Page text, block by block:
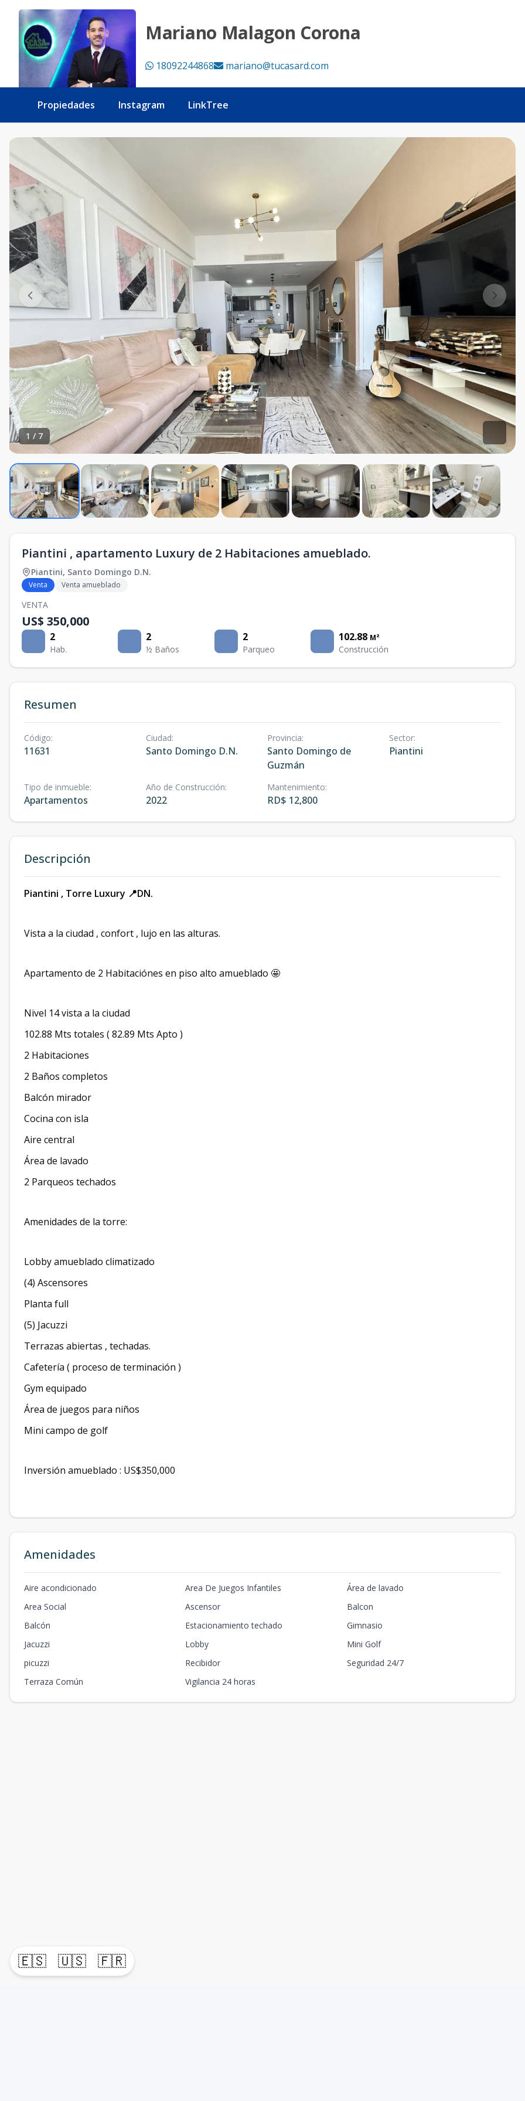
🇪🇸 🇺🇸 🇫🇷
Mariano Malagon Corona
18092244868 mariano@tucasard.com
Propiedades Instagram LinkTree
1 / 7
Piantini , apartamento Luxury de 2 Habitaciones amueblado.
Piantini, Santo Domingo D.N.
Venta Venta amueblado
VENTA
US$ 350,000
2
Hab.
2
½ Baños
2
Parqueo
102.88 M²
Construcción
Resumen
Código:
11631
Ciudad:
Santo Domingo D.N.
Provincia:
Santo Domingo de
Guzmán
Sector:
Piantini
Tipo de inmueble:
Apartamentos
Año de Construcción:
2022
Mantenimiento:
RD$ 12,800
Descripción
Piantini , Torre Luxury 📍DN.
Vista a la ciudad , confort , lujo en las alturas.
Apartamento de 2 Habitaciónes en piso alto amueblado 🤩
Nivel 14 vista a la ciudad
102.88 Mts totales ( 82.89 Mts Apto )
2 Habitaciones
2 Baños completos
Balcón mirador
Cocina con isla
Aire central
Área de lavado
2 Parqueos techados
Amenidades de la torre:
Lobby amueblado climatizado
(4) Ascensores
Planta full
(5) Jacuzzi
Terrazas abiertas , techadas.
Cafetería ( proceso de terminación )
Gym equipado
Área de juegos para niños
Mini campo de golf
Inversión amueblado : US$350,000
Amenidades
Aire acondicionado Area De Juegos Infantiles
Área de lavado
Area Social
Ascensor
Balcon
Balcón
Estacionamiento techado
Gimnasio
Jacuzzi
Lobby
Mini Golf
picuzzi
Recibidor
Seguridad 24/7
Terraza Común
Vigilancia 24 horas
Piantini , apartamento Luxury de 2 Habitaciones amueblado. - Tu Casa RD